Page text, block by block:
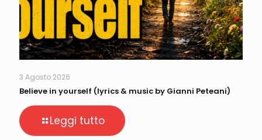
3 Agosto 2026
Believe in yourself (lyrics & music by Gianni Peteani)
Leggi tutto